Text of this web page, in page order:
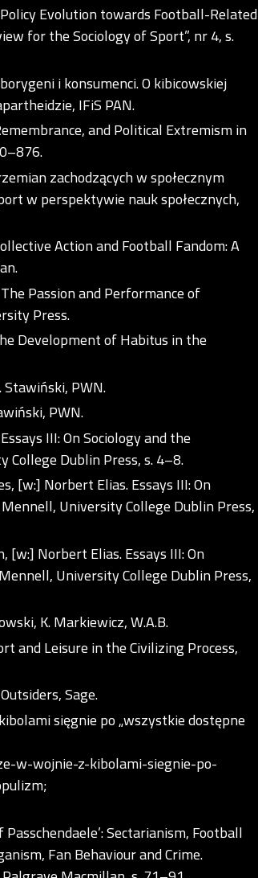
Evolution towards Football-Related
for the Sociology of Sport”, nr 4, s.
i konsumenci. O kibicowskiej
IFiS PAN.
and Political Extremism in
zachodzących w społecznym
w perspektywie nauk społecznych,
Action and Football Fandom: A
Passion and Performance of
Press.
Development of Habitus in the
Stawiński, PWN.
PWN.
III: On Sociology and the
College Dublin Press, s. 4–8.
[w:] Norbert Elias. Essays III: On
University College Dublin Press,
[w:] Norbert Elias. Essays III: On
University College Dublin Press,
K. Markiewicz, W.A.B.
and Leisure in the Civilizing Process,
Sage.
sięgnie po „wszystkie dostępne
w-wojnie-z-kibolami-siegnie-po-
Sectarianism, Football
Fan Behaviour and Crime.